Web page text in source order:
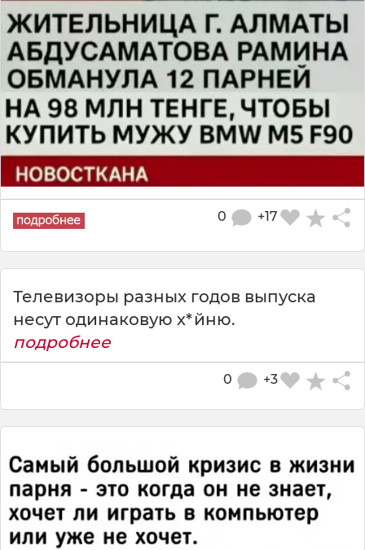
+17
0
Телевизоры разных годов выпуска
несут одинаковую х*йню.
подробнее
+3
0